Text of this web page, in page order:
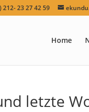
212- 23 27 42 59
Home
letzte